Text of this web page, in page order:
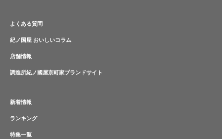
よくある質問
紀ノ国屋 おいしいコラム
店舗情報
調進所紀ノ國屋京町家ブランドサイト
新着情報
ランキング
特集一覧